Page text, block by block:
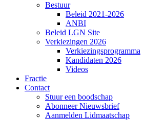
Bestuur
Beleid 2021-2026
ANBI
Beleid LGN Site
Verkiezingen 2026
Verkiezingsprogramma
Kandidaten 2026
Videos
Fractie
Contact
Stuur een boodschap
Abonneer Nieuwsbrief
Aanmelden Lidmaatschap